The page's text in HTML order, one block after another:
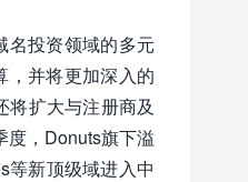
名投资领域的多元
，并将更加深入的
扩大与注册商及
度，Donuts旗下溢
等新顶级域进入中